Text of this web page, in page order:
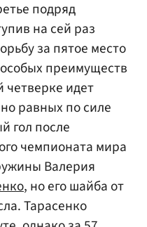
подряд
на сей раз
за пятое место
преимуществ
четверке идет
равных по силе
гол после
чемпионата мира
Валерия
, но его шайба от
Тарасенко